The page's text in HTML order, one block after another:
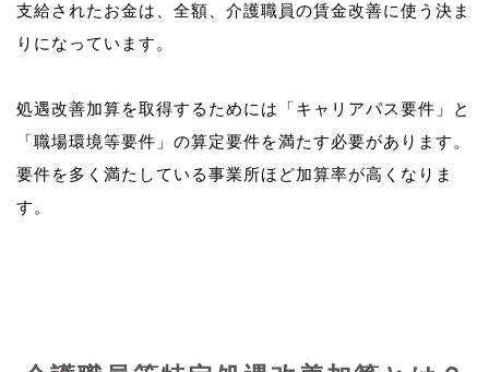
支給されたお金は、全額、介護職員の賃金改善に使う決ま
りになっています。
処遇改善加算を取得するためには「キャリアパス要件」と
「職場環境等要件」の算定要件を満たす必要があります。
要件を多く満たしている事業所ほど加算率が高くなりま
す。